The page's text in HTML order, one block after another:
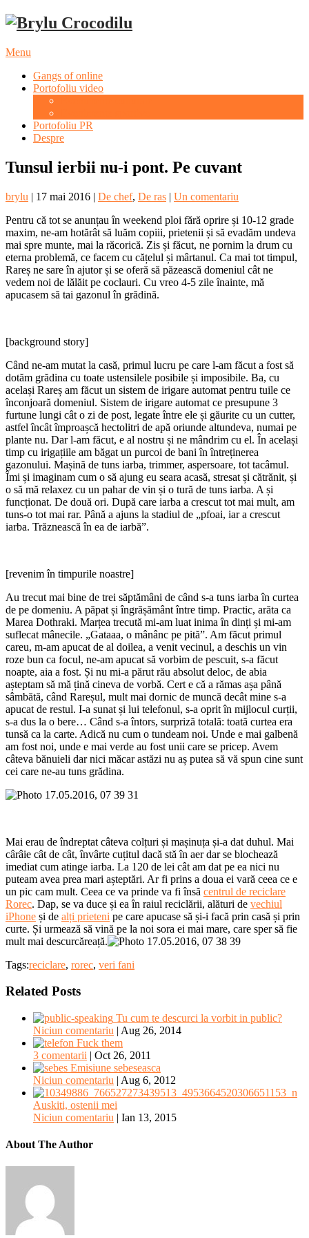
Menu
Gangs of online
Portofoliu video
Portofoliu PR
Despre
Tunsul ierbii nu-i pont. Pe cuvant
brylu | 17 mai 2016 | De chef, De ras | Un comentariu
Pentru că tot se anunțau în weekend ploi fără oprire și 10-12 grade
maxim, ne-am hotărât să luăm copiii, prietenii și să evadăm undeva
mai spre munte, mai la răcorică. Zis și făcut, ne pornim la drum cu
eterna problemă, ce facem cu cățelul și mârtanul. Ca mai tot timpul,
Rareș ne sare în ajutor și se oferă să păzească domeniul cât ne
vedem noi de lălăit pe coclauri. Cu vreo 4-5 zile înainte, mă
apucasem să tai gazonul în grădină.
[background story]
Când ne-am mutat la casă, primul lucru pe care l-am făcut a fost să
dotăm grădina cu toate ustensilele posibile și imposibile. Ba, cu
același Rareș am făcut un sistem de irigare automat pentru tuile ce
înconjoară domeniul. Sistem de irigare automat ce presupune 3
furtune lungi cât o zi de post, legate între ele și găurite cu un cutter,
astfel încât împroașcă hectolitri de apă oriunde altundeva, numai pe
plante nu. Dar l-am făcut, e al nostru și ne mândrim cu el. În același
timp cu irigațiile am băgat un purcoi de bani în întreținerea
gazonului. Mașină de tuns iarba, trimmer, aspersoare, tot tacâmul.
Îmi și imaginam cum o să ajung eu seara acasă, stresat și cătrănit, și
o să mă relaxez cu un pahar de vin și o tură de tuns iarba. A și
funcționat. De două ori. După care iarba a crescut tot mai mult, am
tuns-o tot mai rar. Până a ajuns la stadiul de „pfoai, iar a crescut
iarba. Trăznească în ea de iarbă”.
[revenim în timpurile noastre]
Au trecut mai bine de trei săptămâni de când s-a tuns iarba în curtea
de pe domeniu. A păpat și îngrășământ între timp. Practic, arăta ca
Marea Dothraki. Marțea trecută mi-am luat inima în dinți și mi-am
suflecat mânecile. „Gataaa, o mânânc pe pită”. Am făcut primul
careu, m-am apucat de al doilea, a venit vecinul, a deschis un vin
roze bun ca focul, ne-am apucat să vorbim de pescuit, s-a făcut
noapte, aia a fost. Și nu mi-a părut rău absolut deloc, de abia
așteptam să mă țină cineva de vorbă. Cert e că a rămas așa până
sâmbătă, când Rareșul, mult mai dornic de muncă decât mine s-a
apucat de restul. I-a sunat și lui telefonul, s-a oprit în mijlocul curții,
s-a dus la o bere… Când s-a întors, surpriză totală: toată curtea era
tunsă ca la carte. Adică nu cum o tundeam noi. Unde e mai galbenă
am fost noi, unde e mai verde au fost unii care se pricep. Avem
câteva bănuieli dar nici măcar astăzi nu aș putea să vă spun cine sunt
cei care ne-au tuns grădina.
Mai erau de îndreptat câteva colțuri și mașinuța și-a dat duhul. Mai
cârâie cât de cât, învârte cuțitul dacă stă în aer dar se blochează
imediat cum atinge iarba. La 120 de lei cât am dat pe ea nici nu
puteam avea prea mari așteptări. Ar fi prins a doua ei vară ceea ce e
un pic cam mult. Ceea ce va prinde va fi însă centrul de reciclare
Rorec. Dap, se va duce și ea în raiul reciclării, alături de vechiul
iPhone și de alți prieteni pe care apucase să și-i facă prin casă și prin
curte. Și urmează să vină pe la noi sora ei mai mare, care sper să fie
mult mai descurcăreață.
Tags:reciclare, rorec, veri fani
Related Posts
Tu cum te descurci la vorbit in public?
Niciun comentariu | Aug 26, 2014
Fuck them
3 comentarii | Oct 26, 2011
Emisiune sebeseasca
Niciun comentariu | Aug 6, 2012
Auskiti, ostenii mei
Niciun comentariu | Ian 13, 2015
About The Author